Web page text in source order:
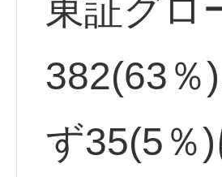
東証グロ
382(63％
ず35(5％)